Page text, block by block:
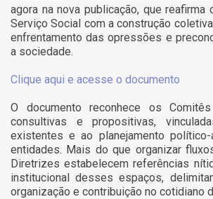
agora na nova publicação, que
Serviço Social com a construção
enfrentamento das opressões e
a sociedade.
Clique aqui e acesse o documento
O documento reconhece os
consultivas e propositivas,
existentes e ao planejamento político-
entidades. Mais do que organizar
Diretrizes estabelecem referências
institucional desses espaços,
organização e contribuição no cotidiano